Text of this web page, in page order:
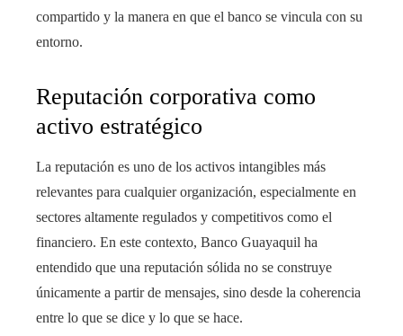
compartido y la manera en que el banco se vincula con su
entorno.
Reputación corporativa como
activo estratégico
La reputación es uno de los activos intangibles más
relevantes para cualquier organización, especialmente en
sectores altamente regulados y competitivos como el
financiero. En este contexto, Banco Guayaquil ha
entendido que una reputación sólida no se construye
únicamente a partir de mensajes, sino desde la coherencia
entre lo que se dice y lo que se hace.